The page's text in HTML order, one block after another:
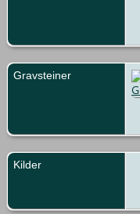
Gravsteiner
Kilder